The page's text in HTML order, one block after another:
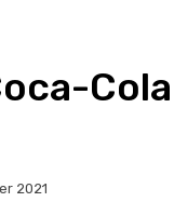
2021